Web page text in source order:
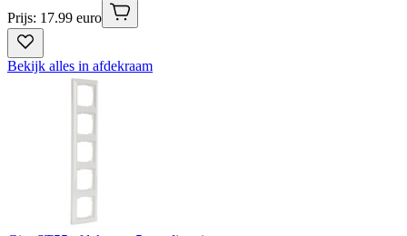
Prijs: 17.99 euro
Bekijk alles in afdekraam